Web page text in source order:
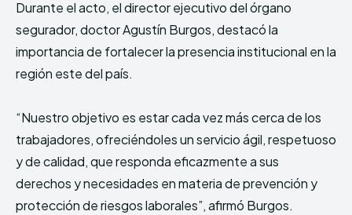
Durante el acto, el director ejecutivo del órgano
segurador, doctor Agustín Burgos, destacó la
importancia de fortalecer la presencia institucional en la
región este del país.⁣⁣
“Nuestro objetivo es estar cada vez más cerca de los
trabajadores, ofreciéndoles un servicio ágil, respetuoso
y de calidad, que responda eficazmente a sus
derechos y necesidades en materia de prevención y
protección de riesgos laborales”, afirmó Burgos.⁣⁣